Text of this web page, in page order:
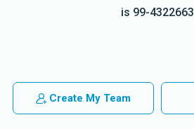
is 99-4322663
Create My Team